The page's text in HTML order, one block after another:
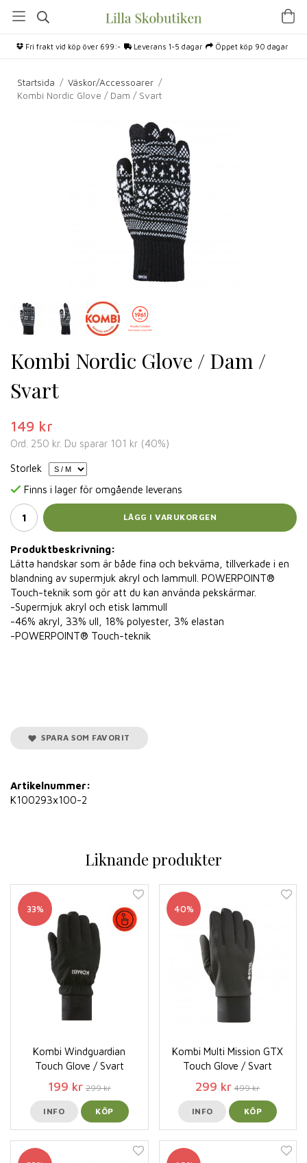
Fri frakt vid köp över 699:- Leverans 1-5 dagar Öppet köp 90 dagar
Startsida / Väskor/Accessoarer /
Kombi Nordic Glove / Dam / Svart
Kombi Nordic Glove / Dam /
Svart
149 kr
Ord. 250 kr. Du sparar 101 kr (40%)
Storlek
Finns i lager för omgående leverans
LÄGG I VARUKORGEN
Produktbeskrivning:
Lätta handskar som är både fina och bekväma, tillverkade i en
blandning av supermjuk akryl och lammull. POWERPOINT®
Touch-teknik som gör att du kan använda pekskärmar.
-Supermjuk akryl och etisk lammull
-46% akryl, 33% ull, 18% polyester, 3% elastan
-POWERPOINT® Touch-teknik
SPARA SOM FAVORIT
Artikelnummer:
K100293x100-2
Liknande produkter
33%
Kombi Windguardian
Touch Glove / Svart
199 kr 299 kr
INFO KÖP
40%
Kombi Multi Mission GTX
Touch Glove / Svart
299 kr 499 kr
INFO KÖP